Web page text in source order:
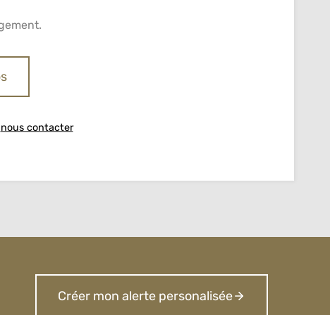
nous contacter
Créer mon alerte personalisée